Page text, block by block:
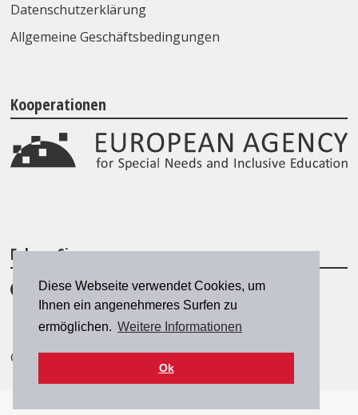
Diese Webseite verwendet Cookies, um
Ihnen ein angenehmeres Surfen zu
ermöglichen. Weitere Informationen
Ok
Datenschutzerklärung
Allgemeine Geschäftsbedingungen
Kooperationen
Folgen Sie uns
© 2026 SZH/CSPS|szh@szh.ch